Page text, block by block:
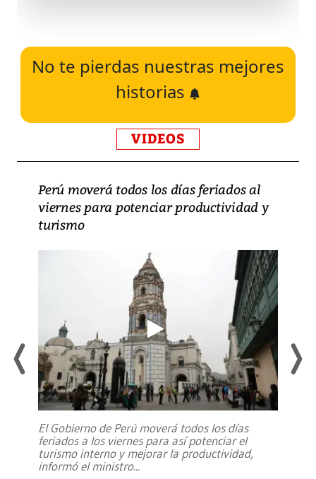
No te pierdas nuestras mejores
historias
VIDEOS
Perú moverá todos los días feriados al
viernes para potenciar productividad y
turismo
El Gobierno de Perú moverá todos los días
feriados a los viernes para así potenciar el
turismo interno y mejorar la productividad,
informó el ministro...